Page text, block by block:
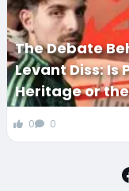
The Debate
Levant Diss:
Heritage or
0 0